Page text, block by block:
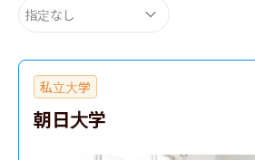
指定なし
私立大学
朝日大学